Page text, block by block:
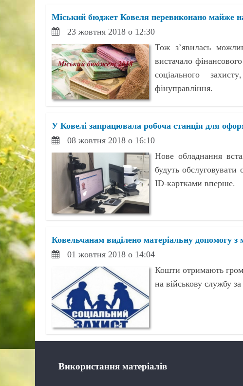
Міський бюджет Ковеля перевиконано майже
23 жовтня 2018 о 12:30
Тож з’явилась
вистачало
соціального
фінуправління.
У Ковелі запрацювала робоча станція для
08 жовтня 2018 о 16:10
Нове обладнання
будуть обслуговувати
ID-картками вперше.
Ковельчанам виділено матеріальну допомогу з
01 жовтня 2018 о 14:04
Кошти отримають
на військову службу
Використання матеріалів